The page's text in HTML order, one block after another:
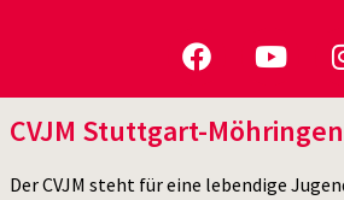
CVJM Stuttgart-Möhringen
Der CVJM steht für eine lebendige